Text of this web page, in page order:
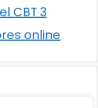
CBT 3
online